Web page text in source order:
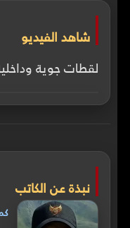
شاهد الفيديو
لقطات جوية
نبذة عن الكاتب